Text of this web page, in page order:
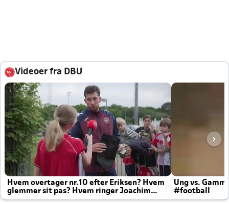
Videoer fra DBU
Hvem overtager nr.10 efter Eriksen? Hvem
glemmer sit pas? Hvem ringer Joachim
altid til efter kampe?
Ung vs.
#football